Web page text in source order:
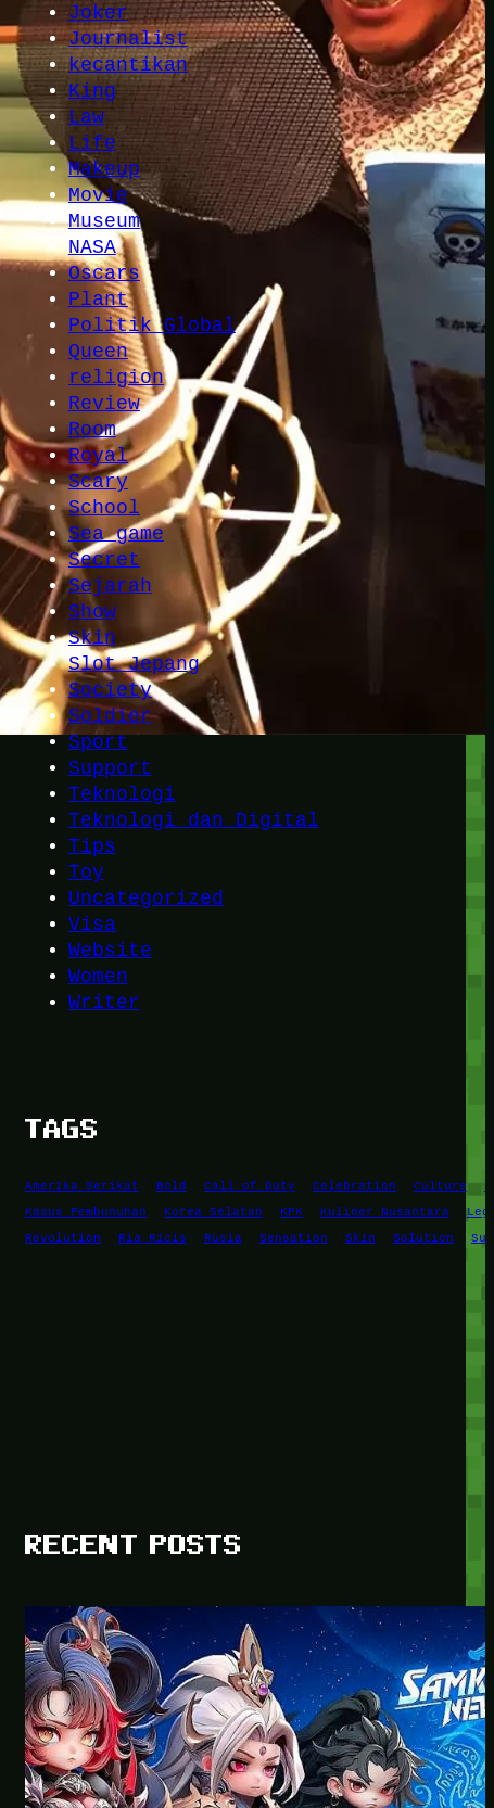
Joker
Journalist
kecantikan
King
Law
Life
Makeup
Movie
Museum
NASA
Oscars
Plant
Politik Global
Queen
religion
Review
Room
Royal
Scary
School
Sea game
Secret
Sejarah
Show
Skin
Slot Jepang
Society
Soldier
Sport
Support
Teknologi
Teknologi dan Digital
Tips
Toy
Uncategorized
Visa
Website
Women
Writer
TAGS
Amerika Serikat Bold Call of Duty Celebration Culture
Kasus Pembunuhan
Korea Selatan KPK Kuliner Nusantara
Revolution
Ria Ricis Rusia Sensation Skin Solution
RECENT POSTS